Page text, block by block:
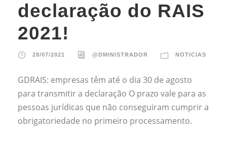
declaração do RAIS
2021!
28/07/2021 @DMINISTRADOR NOTICIAS
GDRAIS: empresas têm até o dia 30 de agosto
para transmitir a declaração O prazo vale para as
pessoas jurídicas que não conseguiram cumprir a
obrigatoriedade no primeiro processamento.